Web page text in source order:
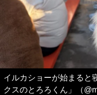
イルカショーが始まると
クスのとろろくん」（